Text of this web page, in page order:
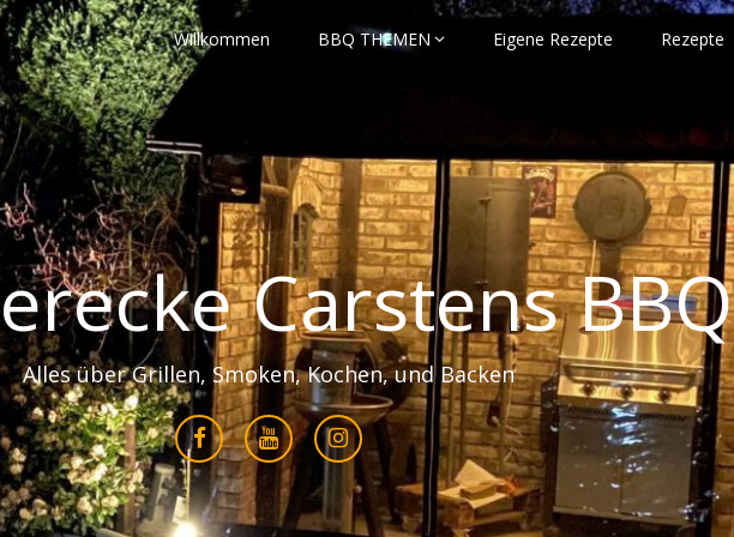
Willkommen BBQ THEMEN Eigene Rezepte Rezepte
Carstens BBQ
Alles über Grillen, Smoken, Kochen, und Backen